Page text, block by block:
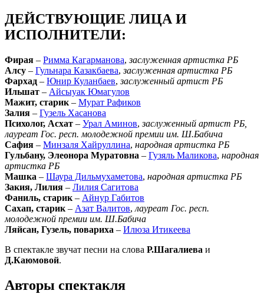
ДЕЙСТВУЮЩИЕ ЛИЦА И
ИСПОЛНИТЕЛИ:
Фирая – Римма Кагарманова,заслуженная артистка РБ
Алсу – Гульнара Казакбаева,заслуженная артистка РБ
Фархад – Юнир Куланбаев,заслуженный артист РБ
Ильшат – Айсыуак Юмагулов
Мажит, старик – Мурат Рафиков
Залия – Гузель Хасанова
Психолог, Асхат – Урал Аминов,заслуженный артист РБ,
лауреат Гос. респ. молодежной премии им. Ш.Бабича
Сафия – Минзаля Хайруллина, народная артистка РБ
Гульбану, Элеонора Муратовна – Гузяль Маликова, народная
артистка РБ
Машка – Шаура Дильмухаметова, народная артистка РБ
Закия, Лилия – Лилия Сагитова
Фаниль, старик – Айнур Габитов
Сахап, старик – Азат Валитов, лауреат Гос. респ.
молодежной премии им. Ш.Бабича
Ляйсан, Гузель, повариха – Илюза Итикеева
В спектакле звучат песни на слова Р.Шагалиева и
Д.Каюмовой.
Авторы спектакля